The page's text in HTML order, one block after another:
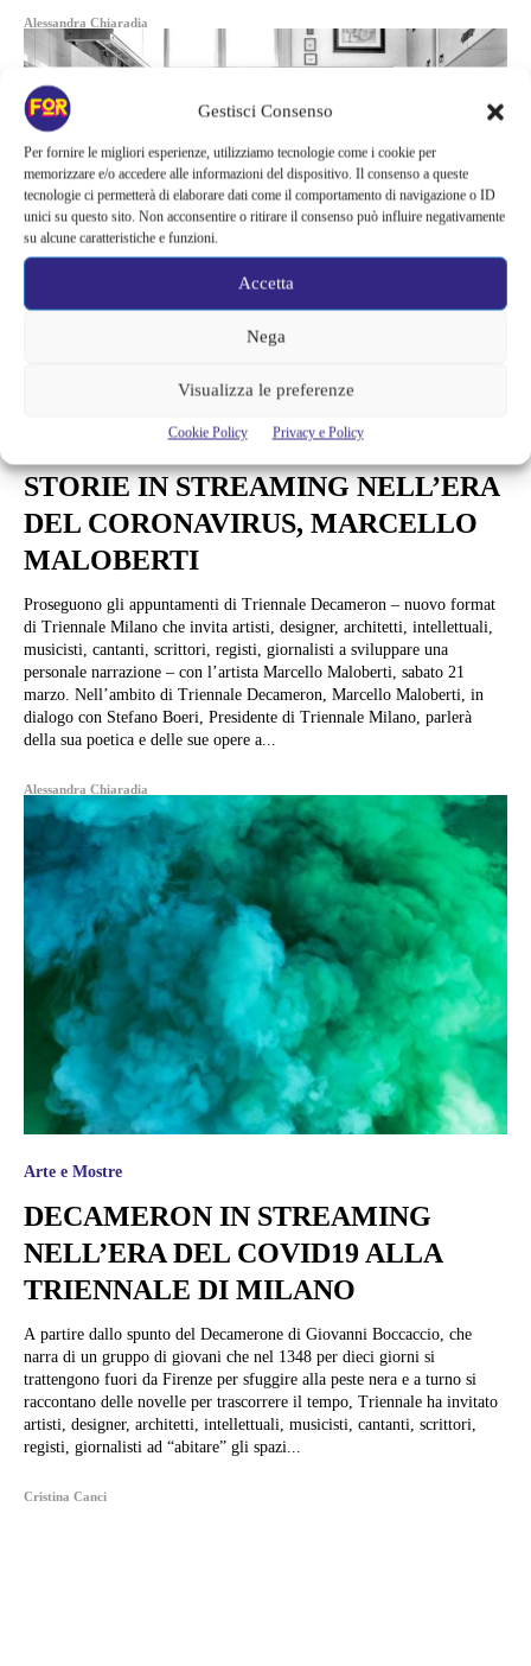
Gestisci Consenso
Per fornire le migliori esperienze, utilizziamo tecnologie come i cookie per
memorizzare e/o accedere alle informazioni del dispositivo. Il consenso a queste
tecnologie ci permetterà di elaborare dati come il comportamento di navigazione o ID
unici su questo sito. Non acconsentire o ritirare il consenso può influire negativamente
su alcune caratteristiche e funzioni.
Accetta
Nega
Visualizza le preferenze
Cookie Policy Privacy e Policy
Alessandra Chiaradia
TRIENNALE DECAMERON:
STORIE IN STREAMING NELL’ERA
DEL CORONAVIRUS, MARCELLO
MALOBERTI
Proseguono gli appuntamenti di Triennale Decameron – nuovo format
di Triennale Milano che invita artisti, designer, architetti, intellettuali,
musicisti, cantanti, scrittori, registi, giornalisti a sviluppare una
personale narrazione – con l’artista Marcello Maloberti, sabato 21
marzo. Nell’ambito di Triennale Decameron, Marcello Maloberti, in
dialogo con Stefano Boeri, Presidente di Triennale Milano, parlerà
della sua poetica e delle sue opere a...
Alessandra Chiaradia
Arte e Mostre
DECAMERON IN STREAMING
NELL’ERA DEL COVID19 ALLA
TRIENNALE DI MILANO
A partire dallo spunto del Decamerone di Giovanni Boccaccio, che
narra di un gruppo di giovani che nel 1348 per dieci giorni si
trattengono fuori da Firenze per sfuggire alla peste nera e a turno si
raccontano delle novelle per trascorrere il tempo, Triennale ha invitato
artisti, designer, architetti, intellettuali, musicisti, cantanti, scrittori,
registi, giornalisti ad “abitare” gli spazi...
Cristina Canci